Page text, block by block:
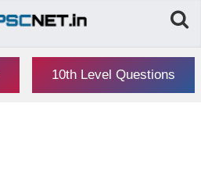
10th Level Questions